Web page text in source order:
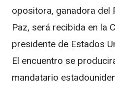
opositora, ganadora del
Paz, será recibida en la
presidente de Estados
El encuentro se
mandatario